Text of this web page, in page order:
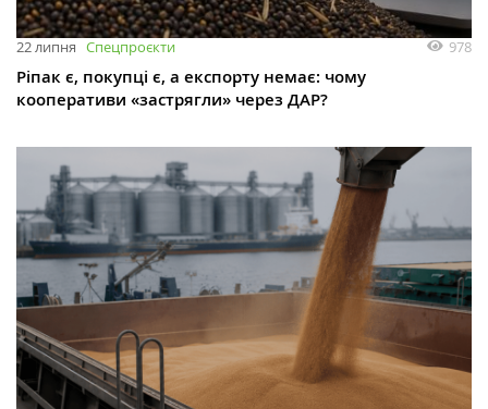
22 липня Спецпроєкти 978
Ріпак є, покупці є, а експорту немає: чому
кооперативи «застрягли» через ДАР?